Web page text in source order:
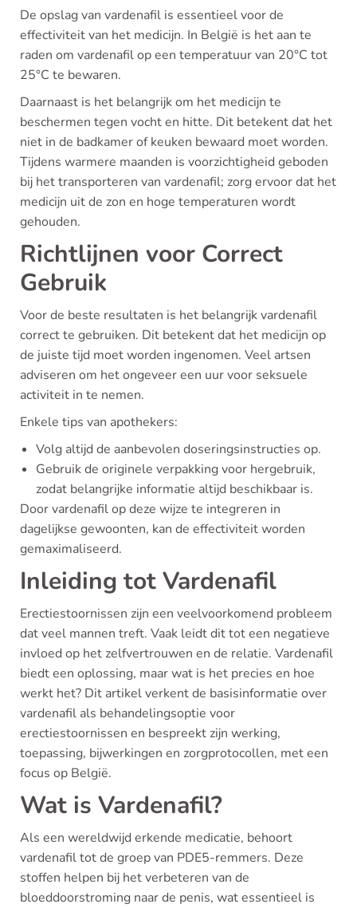
De opslag van vardenafil is essentieel voor de
effectiviteit van het medicijn. In België is het aan te
raden om vardenafil op een temperatuur van 20°C tot
25°C te bewaren.
Daarnaast is het belangrijk om het medicijn te
beschermen tegen vocht en hitte. Dit betekent dat het
niet in de badkamer of keuken bewaard moet worden.
Tijdens warmere maanden is voorzichtigheid geboden
bij het transporteren van vardenafil; zorg ervoor dat het
medicijn uit de zon en hoge temperaturen wordt
gehouden.
Richtlijnen voor Correct
Gebruik
Voor de beste resultaten is het belangrijk vardenafil
correct te gebruiken. Dit betekent dat het medicijn op
de juiste tijd moet worden ingenomen. Veel artsen
adviseren om het ongeveer een uur voor seksuele
activiteit in te nemen.
Enkele tips van apothekers:
Volg altijd de aanbevolen doseringsinstructies op.
Gebruik de originele verpakking voor hergebruik,
zodat belangrijke informatie altijd beschikbaar is.
Door vardenafil op deze wijze te integreren in
dagelijkse gewoonten, kan de effectiviteit worden
gemaximaliseerd.
Inleiding tot Vardenafil
Erectiestoornissen zijn een veelvoorkomend probleem
dat veel mannen treft. Vaak leidt dit tot een negatieve
invloed op het zelfvertrouwen en de relatie. Vardenafil
biedt een oplossing, maar wat is het precies en hoe
werkt het? Dit artikel verkent de basisinformatie over
vardenafil als behandelingsoptie voor
erectiestoornissen en bespreekt zijn werking,
toepassing, bijwerkingen en zorgprotocollen, met een
focus op België.
Wat is Vardenafil?
Als een wereldwijd erkende medicatie, behoort
vardenafil tot de groep van PDE5-remmers. Deze
stoffen helpen bij het verbeteren van de
bloeddoorstroming naar de penis, wat essentieel is